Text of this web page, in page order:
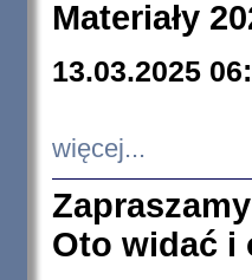
Materiały
13.03.2025
więcej...
Oto widać i